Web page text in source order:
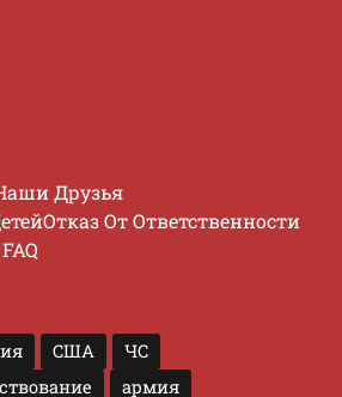
Друзья
Отказ От Ответственности
США
ЧС
армия